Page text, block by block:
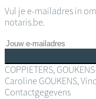
Vul je e-mailadres in
notaris.be.
COPPIETERS,
Caroline GOUKENS,
Contactgegevens